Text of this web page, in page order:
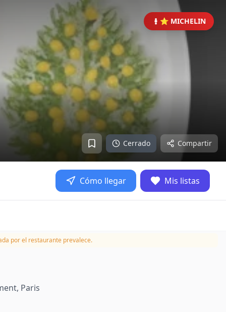
⭐ MICHELIN
Cerrado Compartir
Cómo llegar Mis listas
por el restaurante prevalece.
Paris